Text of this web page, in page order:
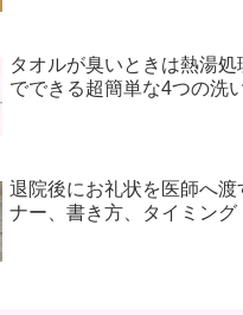
タオルが臭いときは熱湯処
でできる超簡単な4つの洗
退院後にお礼状を医師へ渡
ナー、書き方、タイミング